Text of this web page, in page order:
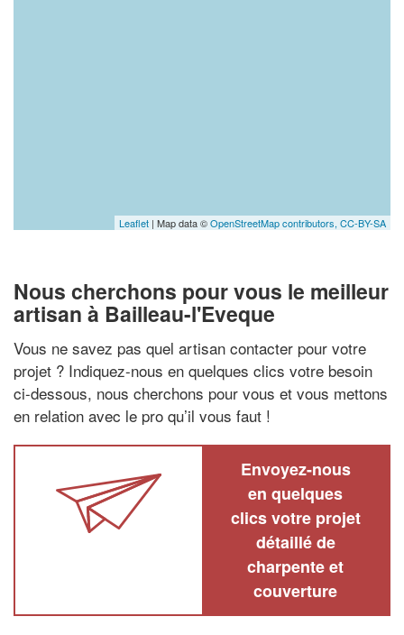
Leaflet | Map data ©OpenStreetMap contributors, CC-BY-SA
Nous cherchons pour vous le meilleur
artisan à Bailleau-l'Eveque
Vous ne savez pas quel artisan contacter pour votre
projet ? Indiquez-nous en quelques clics votre besoin
ci-dessous, nous cherchons pour vous et vous mettons
en relation avec le pro qu’il vous faut !
Envoyez-nous
en quelques
clics votre projet
détaillé de
charpente et
couverture